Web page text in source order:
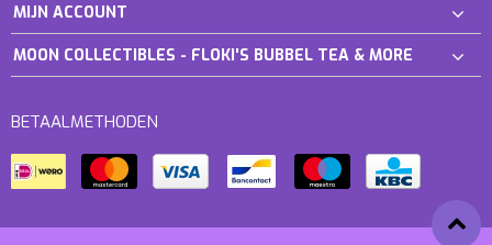
MIJN ACCOUNT
MOON COLLECTIBLES - FLOKI'S BUBBEL TEA & MORE
BETAALMETHODEN